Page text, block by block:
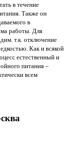
в течение
Также он
в
работы. Для
т.к. отключение
Как и всякой
естественный и
питания –
всем